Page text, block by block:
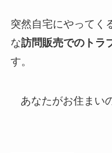
突然自宅にやってく
な訪問販売でのトラ
す。
あなたがお住まい